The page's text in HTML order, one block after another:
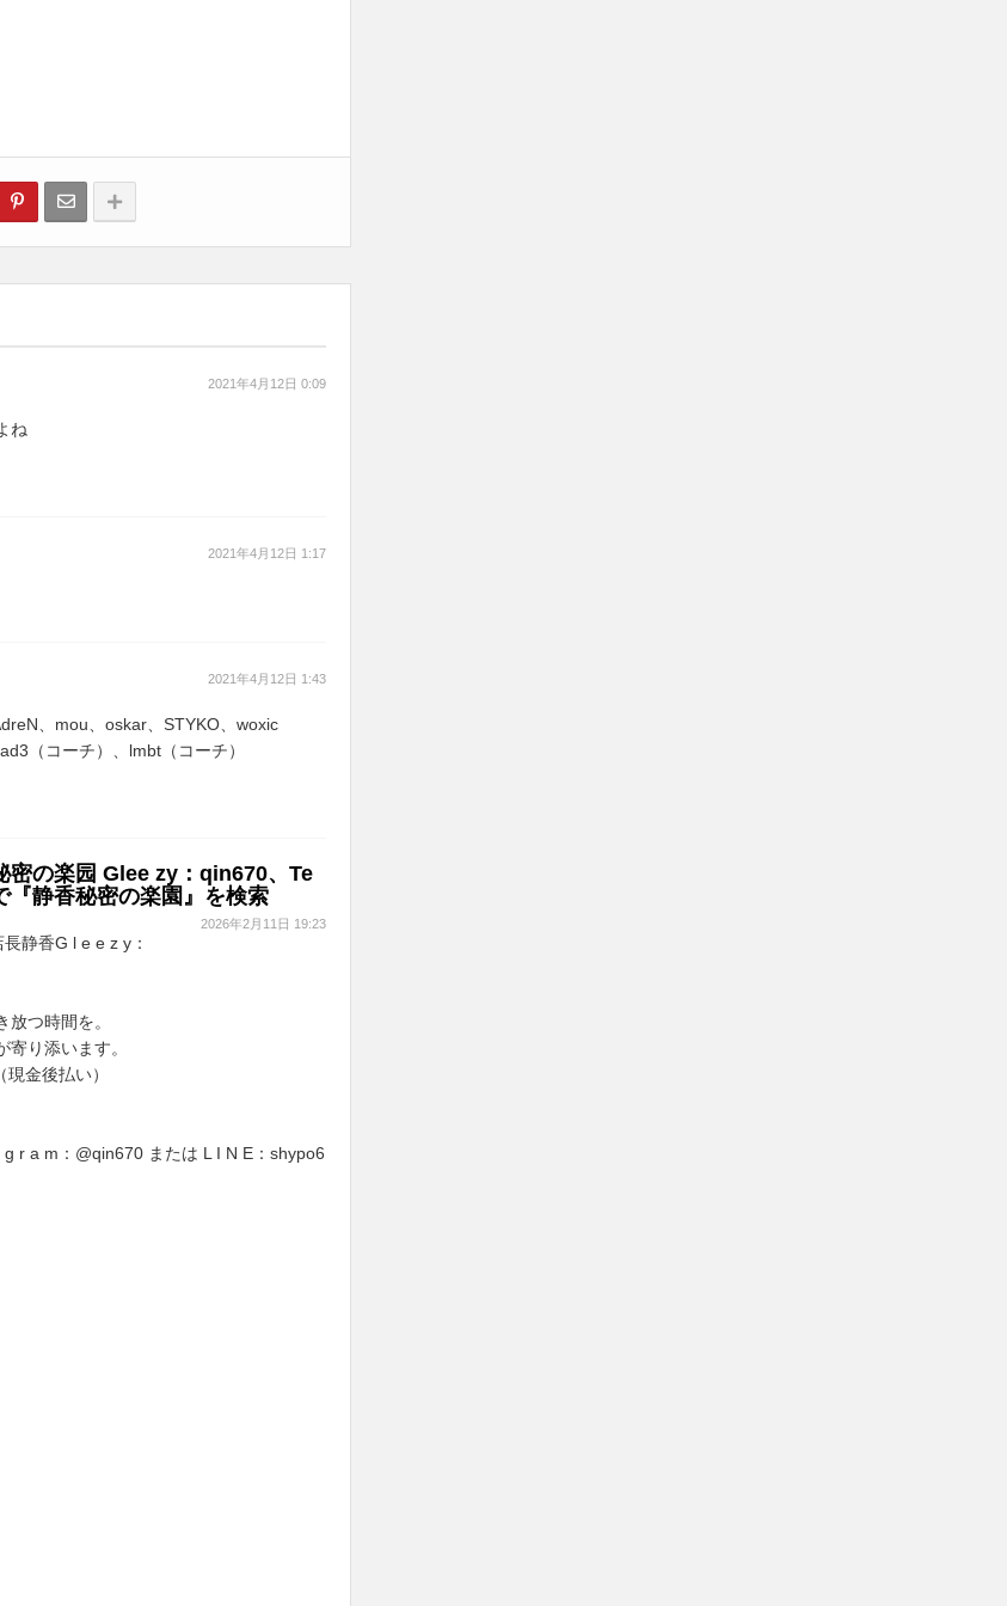
2021年4月12日 0:09
ね
2021年4月12日 1:17
2021年4月12日 1:43
、mou、oskar、STYKO、woxic
（コーチ）、lmbt（コーチ）
密の楽园 Glee zy：qin670、Te
静香秘密の楽園』を検索
2026年2月11日 19:23
静香G l e e z y：
つ時間を。
り添います。
金後払い）
r a m：@qin670 または L I N E：shypo6